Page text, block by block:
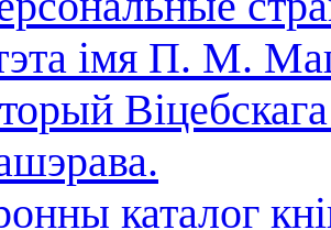
імя П. М.
каталог